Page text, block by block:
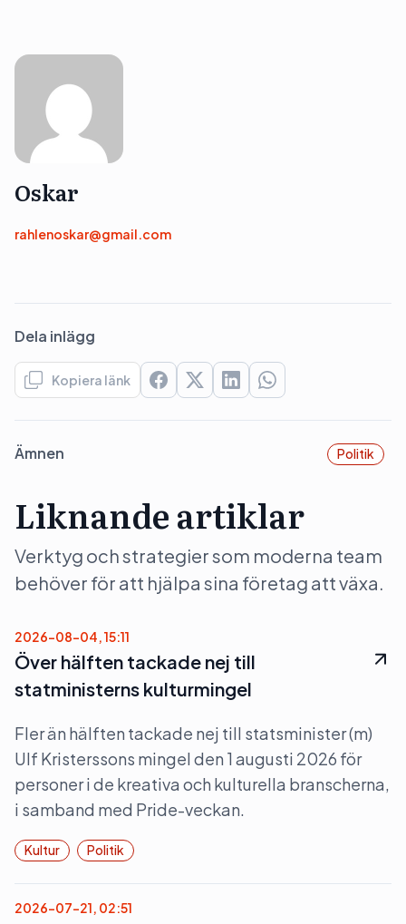
Oskar
rahlenoskar@gmail.com
Dela inlägg
Kopiera länk
Ämnen Politik
Liknande artiklar
Verktyg och strategier som moderna team
behöver för att hjälpa sina företag att växa.
2026-08-04, 15:11
Över hälften tackade nej till
statministerns kulturmingel
Fler än hälften tackade nej till statsminister (m)
Ulf Kristerssons mingel den 1 augusti 2026 för
personer i de kreativa och kulturella branscherna,
i samband med Pride-veckan.
Kultur Politik
2026-07-21, 02:51